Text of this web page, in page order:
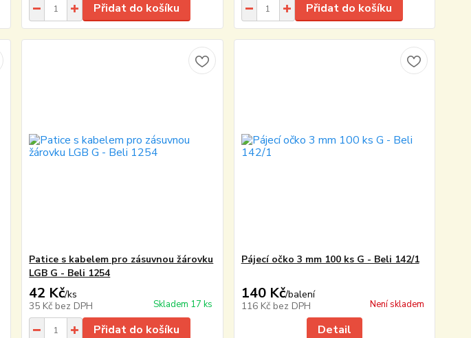
Přidat do košíku Přidat do košíku
Patice s kabelem pro zásuvnou žárovku
LGB G - Beli 1254
42 Kč/ks
35 Kč bez DPH Skladem 17 ks
Přidat do košíku
Pájecí očko 3 mm 100 ks G - Beli 142/1
140 Kč/balení
116 Kč bez DPH Není skladem
Detail